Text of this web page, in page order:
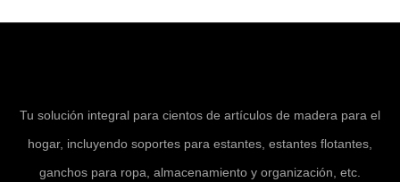
Tu solución integral para cientos de artículos de madera para el
hogar, incluyendo soportes para estantes, estantes flotantes,
ganchos para ropa, almacenamiento y organización, etc.